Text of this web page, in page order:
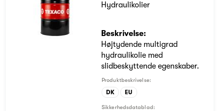
Hydraulikolier
Beskrivelse:
Højtydende multigrad
hydraulikolie med
slidbeskyttende egenskaber.
Produktbeskrivelse:
DK EU
Sikkerhedsdatablad: